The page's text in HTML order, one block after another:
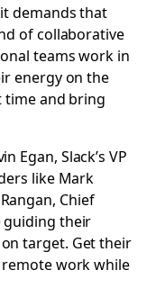
demands that
of collaborative
teams work in
energy on the
and bring
Egan, Slack’s VP
like Mark
Chief
guiding their
target. Get their
work while